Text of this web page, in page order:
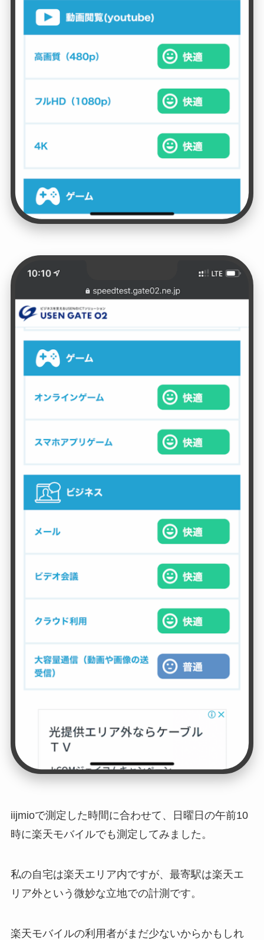
iijmioで測定した時間に合わせて、日曜日の午前10
時に楽天モバイルでも測定してみました。
私の自宅は楽天エリア内ですが、最寄駅は楽天エ
リア外という微妙な立地での計測です。
楽天モバイルの利用者がまだ少ないからかもしれ